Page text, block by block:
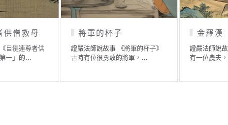
群的因緣果報
法師說故事 《猴群的因緣果
佛在世時，一位弟子…
啞巴和尚的故事
證嚴法師說故事 《啞巴和尚的故
事》 古時候，據說安徽省…